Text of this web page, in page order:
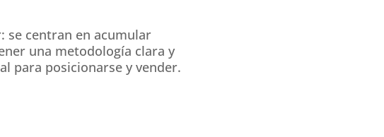
se centran en acumular
una metodología clara y
para posicionarse y vender.